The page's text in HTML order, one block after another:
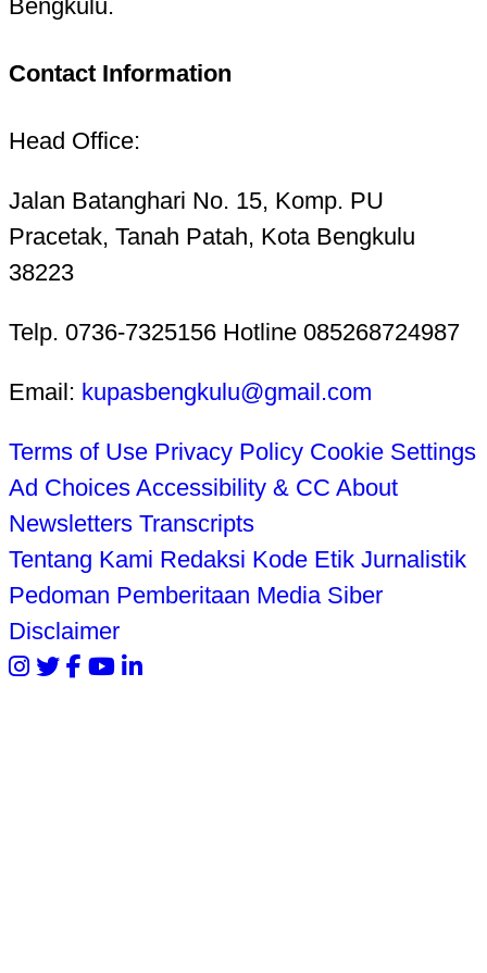
Bengkulu.
Contact Information
Head Office:
Jalan Batanghari No. 15, Komp. PU
Pracetak, Tanah Patah, Kota Bengkulu
38223
Telp. 0736-7325156 Hotline 085268724987
Email: kupasbengkulu@gmail.com
Terms of Use Privacy Policy Cookie Settings
Ad Choices Accessibility & CC About
Newsletters Transcripts
Tentang Kami Redaksi Kode Etik Jurnalistik
Pedoman Pemberitaan Media Siber
Disclaimer